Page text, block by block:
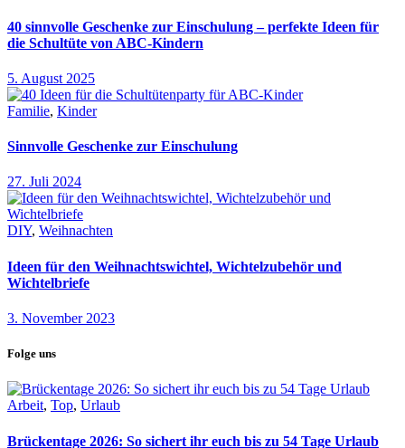
40 sinnvolle Geschenke zur Einschulung – perfekte Ideen für
die Schultüte von ABC-Kindern
5. August 2025
Familie, Kinder
Sinnvolle Geschenke zur Einschulung
27. Juli 2024
DIY, Weihnachten
Ideen für den Weihnachtswichtel, Wichtelzubehör und
Wichtelbriefe
3. November 2023
Folge uns
Arbeit, Top, Urlaub
Brückentage 2026: So sichert ihr euch bis zu 54 Tage Urlaub